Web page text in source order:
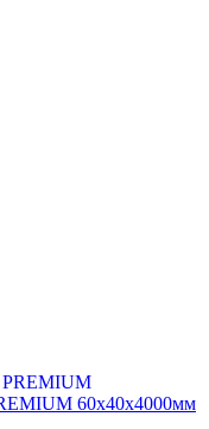
60х40х4000мм